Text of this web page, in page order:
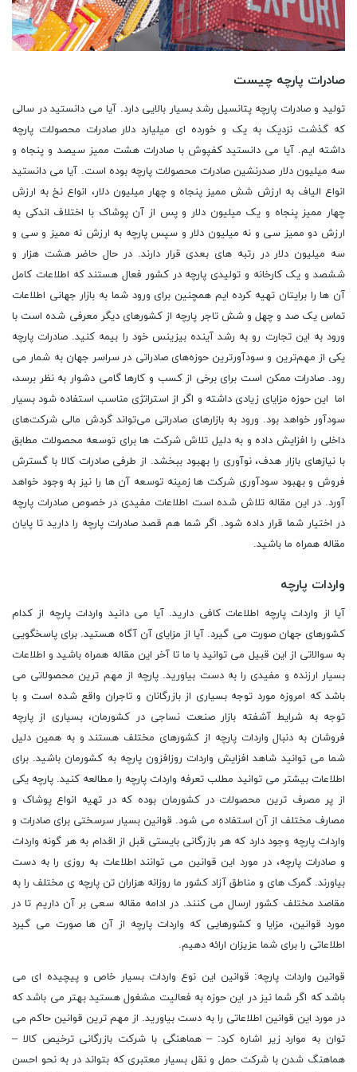
صادرات پارچه چیست
تولید و صادرات پارچه پتانسیل رشد بسیار بالایی دارد. آیا می دانستید در سالی
که گذشت نزدیک به یک و خورده ای میلیارد دلار صادرات محصولات پارچه
داشته ایم. آیا می دانستید کفپوش با صادرات هشت ممیز سیصد و پنجاه و
سه میلیون دلار صدرنشین صادرات محصولات پارچه بوده است. آیا می دانستید
انواع الیاف به ارزش شش ممیز پنجاه و چهار میلیون دلار، انواع نخ به ارزش
چهار ممیز پنجاه و یک میلیون دلار و پس از آن پوشاک با اختلاف اندکی به
ارزش دو ممیز سی و نه میلیون دلار و سپس پارچه به ارزش نه ممیز و سی و
سه میلیون دلار در رتبه های بعدی قرار دارند. در حال حاضر هشت هزار و
ششصد و یک کارخانه و تولیدی پارچه در کشور فعال هستند که اطلاعات کامل
آن ها را برایتان تهیه کرده ایم همچنین برای ورود شما به بازار جهانی اطلاعات
تماس یک صد و چهل و شش تاجر پارچه از کشورهای دیگر معرفی شده است با
ورود به این تجارت رو به رشد آینده بیزینس خود را بیمه کنید. صادرات پارچه
یکی از مهم‌ترین و سودآورترین حوزه‌های صادراتی در سراسر جهان به شمار می
‌رود. صادرات ممکن است برای برخی از کسب و کارها گامی دشوار به نظر برسد،
اما این حوزه مزایای زیادی داشته و اگر از استراتژی مناسب استفاده شود بسیار
سودآور خواهد بود. ورود به بازارهای صادراتی می‌تواند گردش مالی شرکت‌های
داخلی را افزایش داده و به دلیل تلاش شرکت ‌ها برای توسعه محصولات مطابق
با نیازهای بازار هدف، نوآوری را بهبود ببخشد. از طرفی صادرات کالا با گسترش
فروش و بهبود سودآوری شرکت ‌ها زمینه توسعه آن ها را نیز به وجود خواهد
آورد. در این مقاله تلاش شده است اطلاعات مفیدی در خصوص صادرات پارچه
در اختیار شما قرار داده شود. اگر شما هم قصد صادرات پارچه را دارید تا پایان
مقاله همراه ما باشید.
واردات پارچه
آیا از واردات پارچه اطلاعات کافی دارید. آیا می دانید واردات پارچه از کدام
کشورهای جهان صورت می گیرد. آیا از مزایای آن آگاه هستید. برای پاسخگویی
به سوالاتی از این قبیل می توانید با ما تا آخر این مقاله همراه باشید و اطلاعات
بسیار ارزنده و مفیدی را به دست بیاورید. پارچه از مهم ترین محصولاتی می
باشد که امروزه مورد توجه بسیاری از بازرگانان و تاجران واقع شده است و با
توجه به شرایط آشفته بازار صنعت نساجی در کشورمان، بسیاری از پارچه
فروشان به دنبال واردات پارچه از کشورهای مختلف هستند و به همین دلیل
شما می توانید شاهد افزایش واردات روزافزون پارچه به کشورمان باشید. برای
اطلاعات بیشتر می توانید مطلب تعرفه واردات پارچه را مطالعه کنید. پارچه یکی
از پر مصرف ترین محصولات در کشورمان بوده که در تهیه انواع پوشاک و
مصارف مختلف از آن استفاده می شود. قوانین بسیار سرسختی برای صادرات و
واردات پارچه وجود دارد که هر بازرگانی بایستی قبل از اقدام به هر گونه واردات
و صادرات پارچه، در مورد این قوانین می توانند اطلاعات به روزی را به دست
بیاورند. گمرک های و مناطق آزاد کشور ما روزانه هزاران تن پارچه ی مختلف را به
مقاصد مختلف کشور ارسال می کنند. در ادامه مقاله سعی بر آن داریم تا در
مورد قوانین، مزایا و کشورهایی که واردات پارچه از آن ها صورت می گیرد
اطلاعاتی را برای شما عزیزان ارائه دهیم.
قوانین واردات پارچه: قوانین این نوع واردات بسیار خاص و پیچیده ای می
باشد که اگر شما نیز در این حوزه به فعالیت مشغول هستید بهتر می باشد که
در مورد این قوانین اطلاعاتی را به دست بیاورید. از مهم ترین قوانین حاکم می
توان به موارد زیر اشاره کرد: – هماهنگی با شرکت بازرگانی ترخیص کالا –
هماهنگ شدن با شرکت حمل و نقل بسیار معتبری که بتواند در به نحو احسن